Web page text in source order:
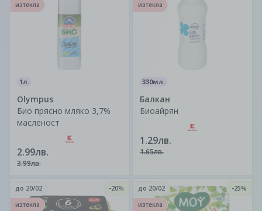
1л.
Olympus
Био прясно мляко 3,7%
масленост
2.99лв.
3.99лв.
изтекла
330мл.
Балкан
Биоaйрян
1.29лв.
1.65лв.
изтекла
до 20/02
-20%
изтекла
до 20/02
-25%
изтекла